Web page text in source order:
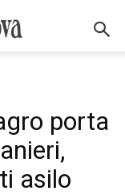
porta
asilo